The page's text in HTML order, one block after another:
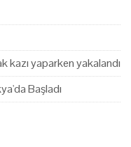
kazı yaparken yakalandı
Başladı